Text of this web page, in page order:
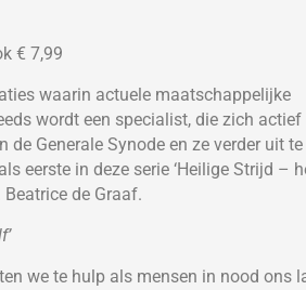
€ 7,99
waarin actuele maatschappelijke
wordt een specialist, die zich actief
Generale Synode en ze verder uit te
eerste in deze serie ‘Heilige Strijd –
de Graaf.
we te hulp als mensen in nood ons